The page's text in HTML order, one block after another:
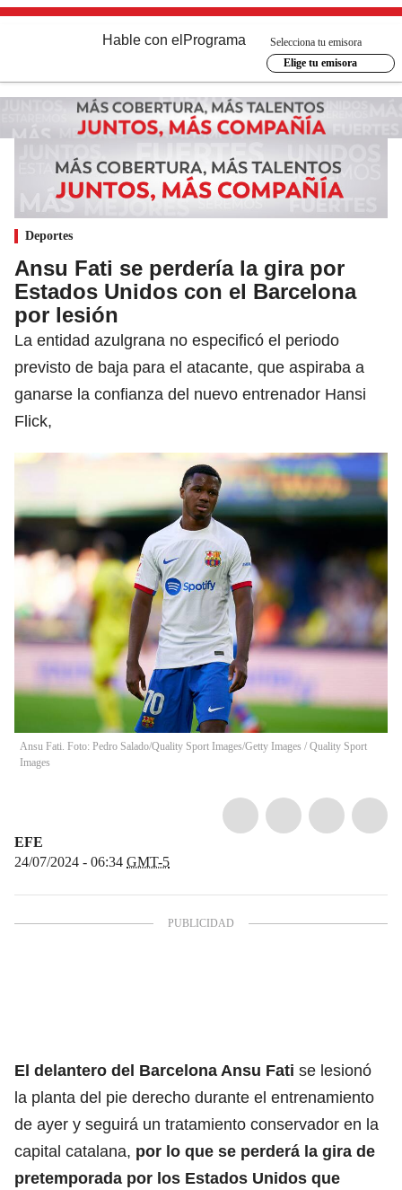
Hable con el Programa
Selecciona tu emisora
Elige tu emisora
Deportes
Ansu Fati se perdería la gira por
Estados Unidos con el Barcelona
por lesión
La entidad azulgrana no especificó el periodo
previsto de baja para el atacante, que aspiraba a
ganarse la confianza del nuevo entrenador Hansi
Flick,
Ansu Fati. Foto: Pedro Salado/Quality Sport Images/Getty Images / Quality Sport
Images
EFE
24/07/2024 - 06:34 GMT-5
El delantero del Barcelona Ansu Fati se lesionó
la planta del pie derecho durante el entrenamiento
de ayer y seguirá un tratamiento conservador en la
capital catalana, por lo que se perderá la gira de
pretemporada por los Estados Unidos que